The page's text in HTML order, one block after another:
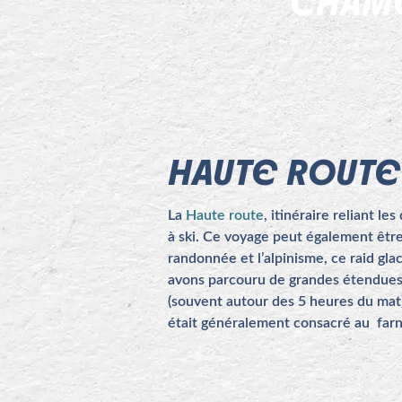
HAUTE
La Haute route, itinéraire reliant les
à ski. Ce voyage peut également
randonnée et l’alpinisme, ce raid
avons parcouru de grandes
(souvent autour des 5 heures du
était généralement consacré au